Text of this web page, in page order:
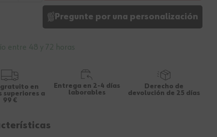
Pregunte por una personalización
entre 48 y 72 horas
gratuito en
superiores a
99 €
Entrega en 2-4 días
laborables
Derecho de
devolución de 25 días